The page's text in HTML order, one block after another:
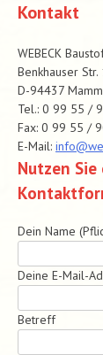
Kontakt
WEBECK
Benkhauser Str.
D-94437
Tel.: 0 99 55 /
Fax: 0 99 55 /
E-Mail:
Nutzen
Dein Name
Deine E-Mail-
Betreff